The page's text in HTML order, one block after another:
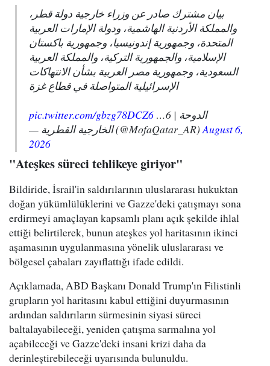
بيان مشترك صادر عن وزراء خارجية دولة قطر،
والمملكة الأردنية الهاشمية، ودولة الإمارات العربية
المتحدة، وجمهورية إندونيسيا، وجمهورية باكستان
الإسلامية، والجمهورية التركية، والمملكة العربية
السعودية، وجمهورية مصر العربية بشأن الانتهاكات
الإسرائيلية المتواصلة في قطاع غزة
الدوحة | 6…
pic.twitter.com/gbzg78DCZ6
— الخارجية القطرية (@MofaQatar_AR)August 6,
2026
"Ateşkes süreci tehlikeye giriyor"
Bildiride, İsrail'in saldırılarının uluslararası hukuktan
doğan yükümlülüklerini ve Gazze'deki çatışmayı sona
erdirmeyi amaçlayan kapsamlı planı açık şekilde ihlal
ettiği belirtilerek, bunun ateşkes yol haritasının ikinci
aşamasının uygulanmasına yönelik uluslararası ve
bölgesel çabaları zayıflattığı ifade edildi.
Açıklamada, ABD Başkanı Donald Trump'ın Filistinli
grupların yol haritasını kabul ettiğini duyurmasının
ardından saldırıların sürmesinin siyasi süreci
baltalayabileceği, yeniden çatışma sarmalına yol
açabileceği ve Gazze'deki insani krizi daha da
derinleştirebileceği uyarısında bulunuldu.